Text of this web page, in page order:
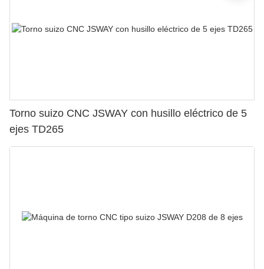
Torno suizo CNC JSWAY con husillo eléctrico de 5
ejes TD265